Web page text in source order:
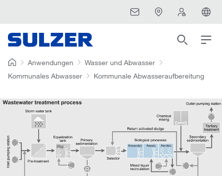
Anwendungen
Wasser und Abwasser
Kommunales Abwasser
Kommunale Abwasseraufbereitung